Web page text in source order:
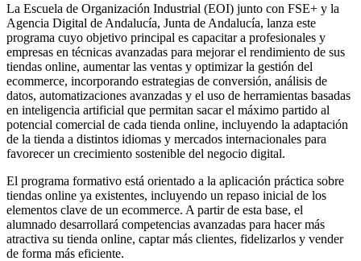
La Escuela de Organización Industrial (EOI) junto con FSE+ y la
Agencia Digital de Andalucía, Junta de Andalucía, lanza este
programa cuyo objetivo principal es capacitar a profesionales y
empresas en técnicas avanzadas para mejorar el rendimiento de sus
tiendas online, aumentar las ventas y optimizar la gestión del
ecommerce, incorporando estrategias de conversión, análisis de
datos, automatizaciones avanzadas y el uso de herramientas basadas
en inteligencia artificial que permitan sacar el máximo partido al
potencial comercial de cada tienda online, incluyendo la adaptación
de la tienda a distintos idiomas y mercados internacionales para
favorecer un crecimiento sostenible del negocio digital.
El programa formativo está orientado a la aplicación práctica sobre
tiendas online ya existentes, incluyendo un repaso inicial de los
elementos clave de un ecommerce. A partir de esta base, el
alumnado desarrollará competencias avanzadas para hacer más
atractiva su tienda online, captar más clientes, fidelizarlos y vender
de forma más eficiente.